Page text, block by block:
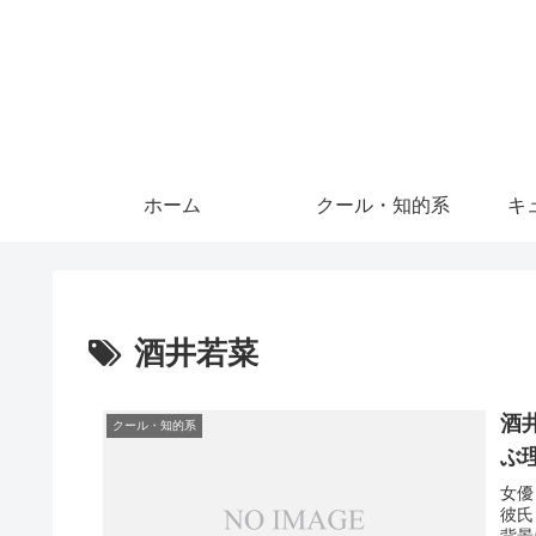
ホーム クール・知的系 キ
酒井若菜
クール・知的系
酒
ぶ
女
彼